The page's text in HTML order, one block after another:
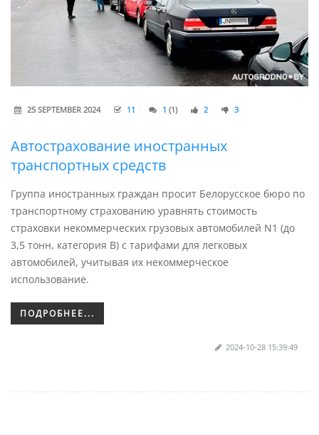
25 SEPTEMBER 2024 11 1 (1) 2 3
Автострахование иностранных
транспортных средств
Группа иностранных граждан просит Белорусское бюро по
транспортному страхованию уравнять стоимость
страховки некоммерческих грузовых автомобилей N1 (до
3,5 тонн, категория B) с тарифами для легковых
автомобилей, учитывая их некоммерческое
использование.
ПОДРОБНЕЕ...
2024-10-28 15:39:49